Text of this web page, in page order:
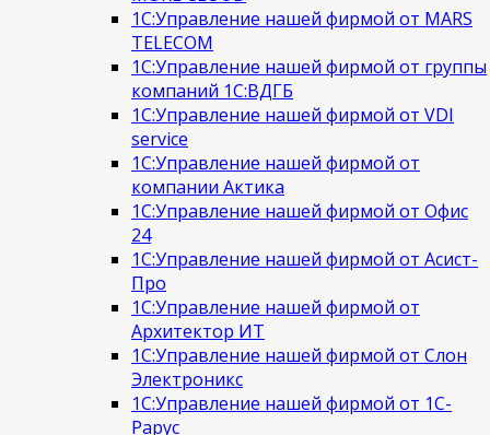
1С:Управление нашей фирмой от MARS
TELECOM
1С:Управление нашей фирмой от группы
компаний 1С:ВДГБ
1С:Управление нашей фирмой от VDI
service
1С:Управление нашей фирмой от
компании Актика
1С:Управление нашей фирмой от Офис
24
1С:Управление нашей фирмой от Асист-
Про
1С:Управление нашей фирмой от
Архитектор ИТ
1С:Управление нашей фирмой от Слон
Электроникс
1С:Управление нашей фирмой от 1С-
Рарус